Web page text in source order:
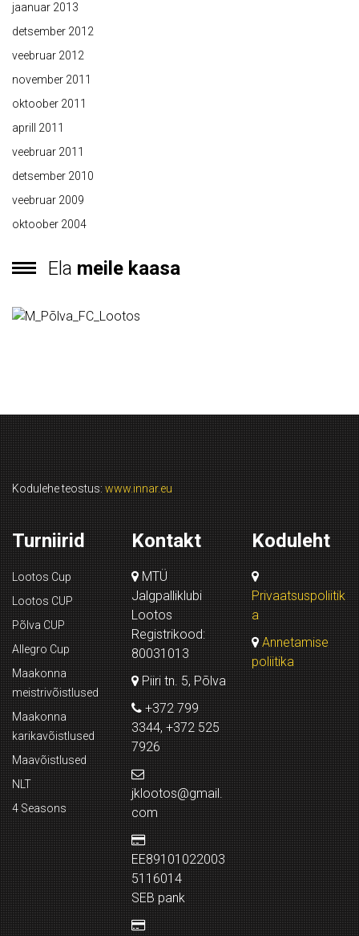
jaanuar 2013
detsember 2012
veebruar 2012
november 2011
oktoober 2011
aprill 2011
veebruar 2011
detsember 2010
veebruar 2009
oktoober 2004
Ela meile kaasa
Kodulehe teostus: www.innar.eu
Turniirid
Lootos Cup
Lootos CUP
Põlva CUP
Allegro Cup
Maakonna
meistrivõistlused
Maakonna
karikavõistlused
Maavõistlused
NLT
4 Seasons
Kontakt
MTÜ
Jalgpalliklubi
Lootos
Registrikood:
80031013
Piiri tn. 5, Põlva
+372 799
3344, +372 525
7926
jklootos@gmail.
com
EE89101022003
5116014
SEB pank
Koduleht
Privaatsuspoliitik
a
Annetamise
poliitika